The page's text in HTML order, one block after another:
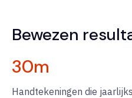
Bewezen
30m
Handtekeningen die